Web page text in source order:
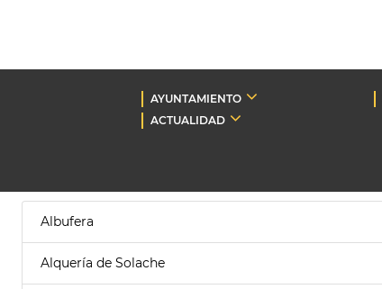
AYUNTAMIENTO
ACTUALIDAD
Albufera
Alquería de Solache